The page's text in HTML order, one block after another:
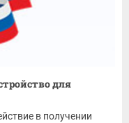
для
в получении